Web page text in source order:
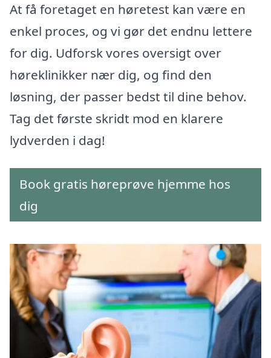
At få foretaget en høretest kan være en
enkel proces, og vi gør det endnu lettere
for dig. Udforsk vores oversigt over
høreklinikker nær dig, og find den
løsning, der passer bedst til dine behov.
Tag det første skridt mod en klarere
lydverden i dag!
Book gratis høreprøve hjemme hos
dig